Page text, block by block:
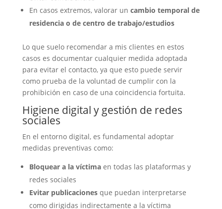
En casos extremos, valorar un cambio temporal de
residencia o de centro de trabajo/estudios
Lo que suelo recomendar a mis clientes en estos
casos es documentar cualquier medida adoptada
para evitar el contacto, ya que esto puede servir
como prueba de la voluntad de cumplir con la
prohibición en caso de una coincidencia fortuita.
Higiene digital y gestión de redes
sociales
En el entorno digital, es fundamental adoptar
medidas preventivas como:
Bloquear a la víctimaen todas las plataformas y
redes sociales
Evitar publicacionesque puedan interpretarse
como dirigidas indirectamente a la víctima